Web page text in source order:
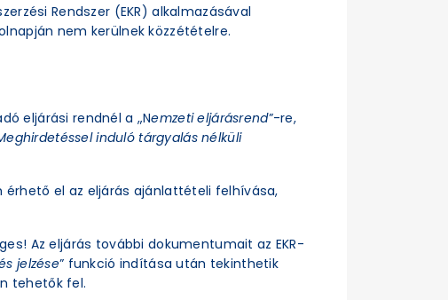
Rendszer (EKR) alkalmazásával
nem kerülnek közzétételre.
eljárási rendnél a „Nemzeti eljárásrend”-re,
induló tárgyalás nélküli
el az eljárás ajánlattételi felhívása,
Az eljárás további dokumentumait az EKR-
jelzése” funkció indítása után tekinthetik
tehetők fel.